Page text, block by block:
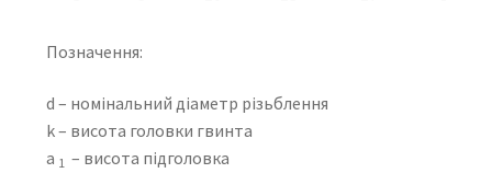
Позначення:
d – номінальний діаметр різьблення
k – висота головки гвинта
a 1 – висота підголовка